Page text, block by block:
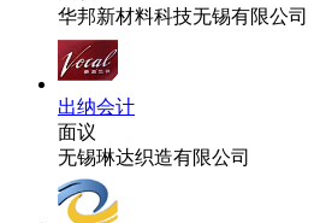
华邦新材料科技无锡有限公司
出纳会计
面议
无锡琳达织造有限公司